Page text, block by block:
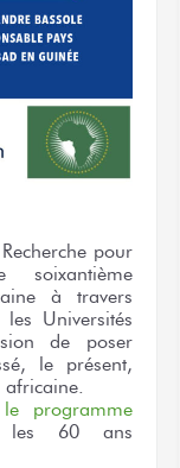
pour
soixantième
à travers
les Universités
de poser
le présent,
africaine.
le programme
les 60 ans